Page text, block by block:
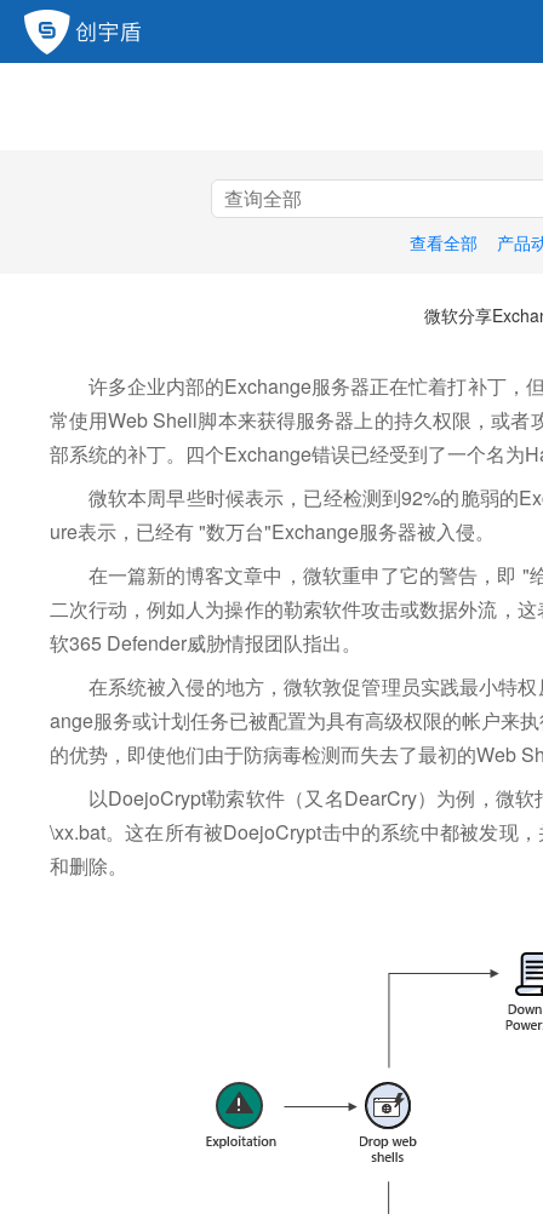
查看全部 产品
微软分享
许多企业内部的Exchange服务器正在忙着打补丁，
常使用Web Shell脚本来获得服务器上的持久权限，或
部系统的补丁。 四个Exchange错误已经受到了一个名为
微软本周早些时候表示，已经检测到92%的脆弱的
ure表示， 已经有 "数万台"Exchange服务器被入侵。
在一篇新的博客文章中，微软重申了它的警告，即
二次行动，例如人为操作的勒索软件攻击或数据外流，
软365 Defender威胁情报团队指出。
在系统被入侵的地方，微软敦促管理员实践最小特
ange服务或计划任务已被配置为具有高级权限的帐户来
的优势，即使他们由于防病毒检测而失去了最初的Web
以DoejoCrypt勒索软件（又名DearCry）为例，微
\xx.bat。这在所有被DoejoCrypt击中的系统中都被发现
和删除。